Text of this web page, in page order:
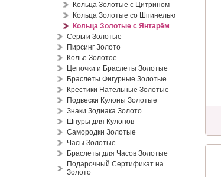
Кольца Золотые с Цитрином
Кольца Золотые со Шпинелью
Кольца Золотые с Янтарём
Серьги Золотые
Пирсинг Золото
Колье Золотое
Цепочки и Браслеты Золотые
Браслеты Фигурные Золотые
Крестики Нательные Золотые
Подвески Кулоны Золотые
Знаки Зодиака Золото
Шнуры для Кулонов
Самородки Золотые
Часы Золотые
Браслеты для Часов Золотые
Подарочный Сертификат на
Золото